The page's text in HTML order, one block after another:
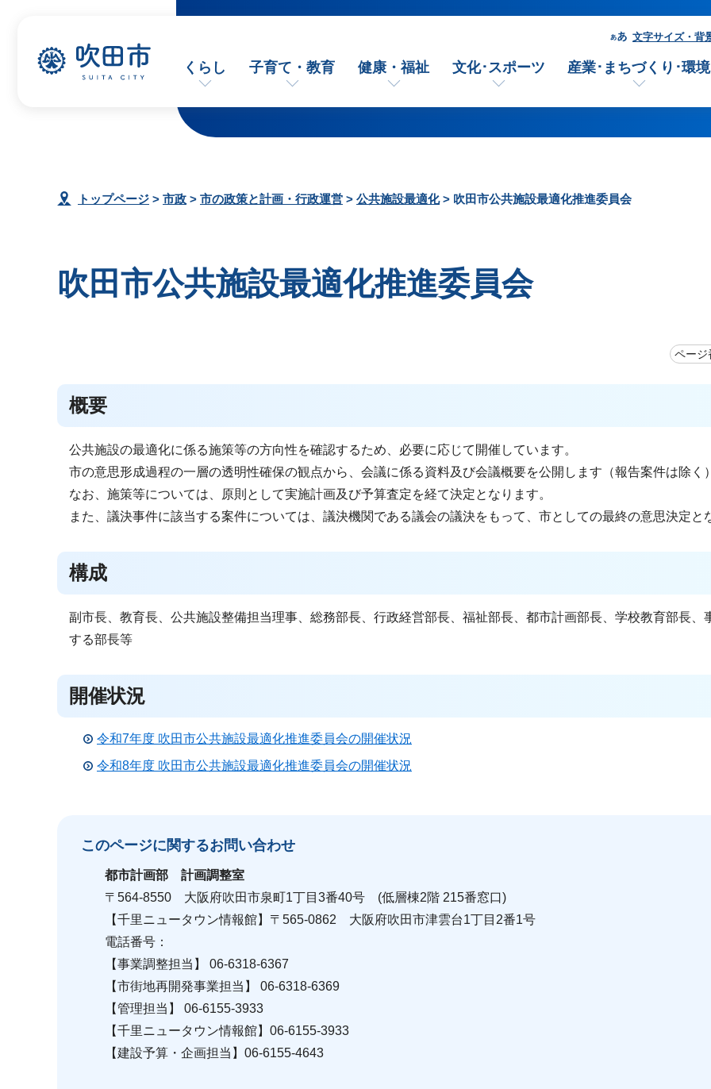
文字サイズ・背
くらし 子育て・教育 健康・福祉 文化･スポーツ 産業･まちづくり･環境
トップページ > 市政 > 市の政策と計画・行政運営 > 公共施設最適化> 吹田市公共施設最適化推進委員会
吹田市公共施設最適化推進委員会
ページ
概要
公共施設の最適化に係る施策等の方向性を確認するため、必要に応じて開催しています。
市の意思形成過程の一層の透明性確保の観点から、会議に係る資料及び会議概要を公開します（報告案件は除く
なお、施策等については、原則として実施計画及び予算査定を経て決定となります。
また、議決事件に該当する案件については、議決機関である議会の議決をもって、市としての最終の意思決定と
構成
副市長、教育長、公共施設整備担当理事、総務部長、行政経営部長、福祉部長、都市計画部長、学校教育部長、
する部長等
開催状況
令和7年度 吹田市公共施設最適化推進委員会の開催状況
令和8年度 吹田市公共施設最適化推進委員会の開催状況
このページに関するお問い合わせ
都市計画部 計画調整室
〒564-8550 大阪府吹田市泉町1丁目3番40号 (低層棟2階 215番窓口)
【千里ニュータウン情報館】〒565-0862 大阪府吹田市津雲台1丁目2番1号
電話番号：
【事業調整担当】 06-6318-6367
【市街地再開発事業担当】 06-6318-6369
【管理担当】 06-6155-3933
【千里ニュータウン情報館】06-6155-3933
【建設予算・企画担当】06-6155-4643